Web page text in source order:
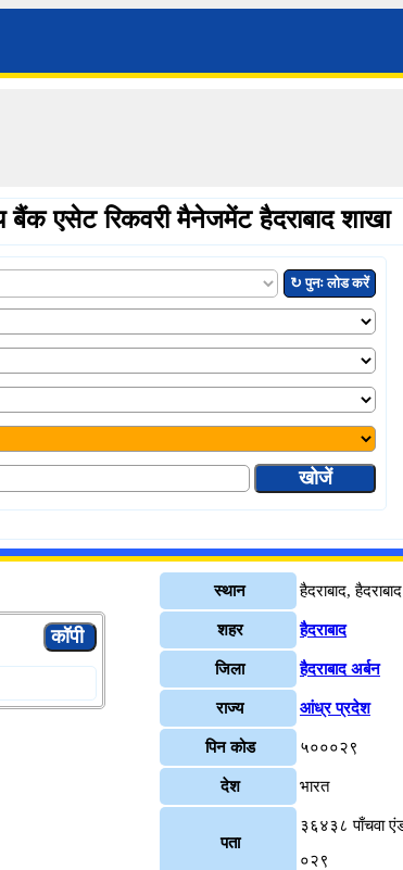
एसेट रिकवरी मैनेजमेंट हैदराबाद शाखा
↻ पुनः लोड करें
स्थान हैदराबाद,
शहर हैदराबाद
जिला हैदराबाद अर्बन
राज्य आंध्र प्रदेश
पिन कोड ५०००२९
देश भारत
पता
३६४३८ पाँचवा
०२९